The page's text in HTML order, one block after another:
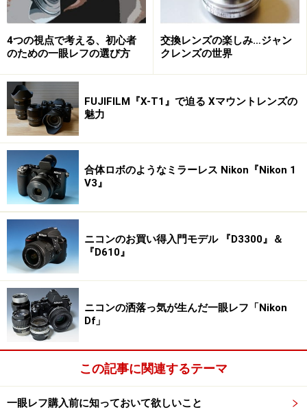
しかし、基本的な撮影方法として、シャッターを押すだ
けということは変わらない。特に最近発売になっている
ものでは初心者向きという部分を重視しており、実にあ
っさりと使えてしまうのだ。
デジタル一眼の持つ「敷居の高さ」というのは、実はユ
ーザー側が作り出している幻想に過ぎないのだ。
最初に知っておいてほしいことは、写真の知識がなくと
もデジタル一眼レフは使える、ということである。
デジタル一眼レフの機能を使いこなせるかどうかはまた
別の話だが、とにかくシャッターを押すだけという使い
かたでも充分にその高画質を楽しめるはずだ。
それではコンパクトスタイルのデジタルカメラと、デジ
タル一眼レフにおける差とはなにか。それを考えてみよ
う。
い。
4つの視点で考える、初心者
のための一眼レフの選び方
交換レンズの楽しみ…ジャン
クレンズの世界
FUJIFILM『X-T1』で迫る Xマウントレンズの
魅力
合体ロボのようなミラーレス Nikon『Nikon 1
V3』
ニコンのお買い得入門モデル 『D3300』＆
『D610』
ニコンの洒落っ気が生んだ一眼レフ「Nikon
Df」
この記事に関連するテーマ
一眼レフ購入前に知っておいて欲しいこと